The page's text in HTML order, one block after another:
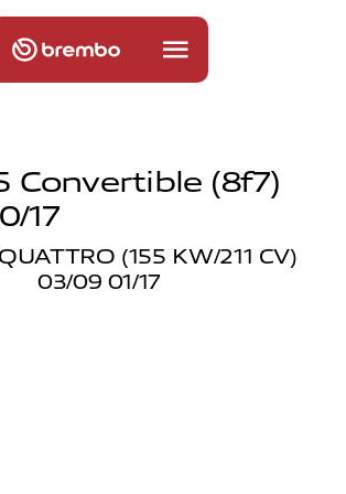
Convertible (8f7)
17
(155 KW/211 CV)
03/09 01/17